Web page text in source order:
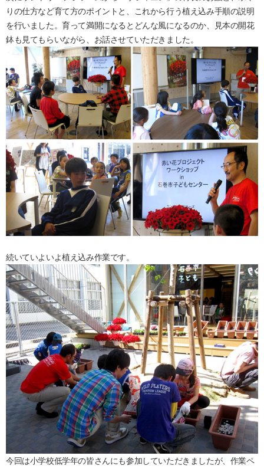
りの仕方など育て方のポイントと、これから行う植え込み手順の説明
を行いました。育って満開になるとどんな風になるのか、見本の開花
鉢も見てもらいながら、お話させていただきました。
続いていよいよ植え込み作業です。
今回は小学校低学年の皆さんにも参加していただきましたが、作業ペ